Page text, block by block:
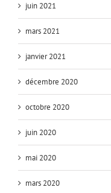
juin 2021
mars 2021
janvier 2021
décembre 2020
octobre 2020
juin 2020
mai 2020
mars 2020